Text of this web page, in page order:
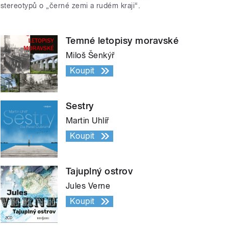
stereotypů o „černé zemi a rudém kraji“.
Temné letopisy moravské
Miloš Šenkýř
Koupit
Sestry
Martin Uhlíř
Koupit
Tajuplný ostrov
Jules Verne
Koupit